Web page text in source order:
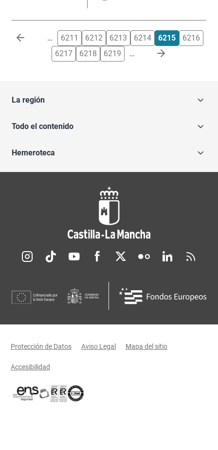
Paginación … 6211 6212 6213 6214 6215
6216
6217
6218 6219 …
La región
Todo el contenido
Hemeroteca
Redes sociales JCCM
Menú legal
Protección de Datos Aviso Legal Mapa del sitio
Accesibilidad